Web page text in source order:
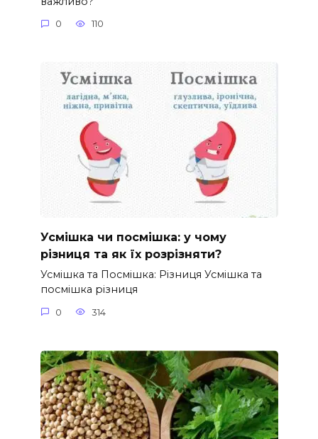
0 110
Усмішка чи посмішка: у чому
різниця та як їх розрізняти?
Усмішка та Посмішка: Різниця Усмішка та
посмішка різниця
0 314